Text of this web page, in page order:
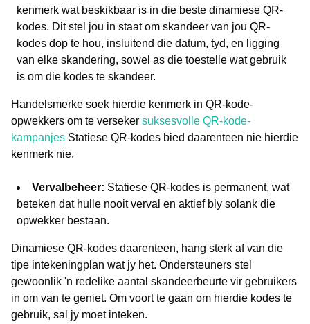
kenmerk wat beskikbaar is in die beste dinamiese QR-
kodes. Dit stel jou in staat om skandeer van jou QR-
kodes dop te hou, insluitend die datum, tyd, en ligging
van elke skandering, sowel as die toestelle wat gebruik
is om die kodes te skandeer.
Handelsmerke soek hierdie kenmerk in QR-kode-
opwekkers om te verseker suksesvolle QR-kode-
kampanjes Statiese QR-kodes bied daarenteen nie hierdie
kenmerk nie.
Vervalbeheer: Statiese QR-kodes is permanent, wat
beteken dat hulle nooit verval en aktief bly solank die
opwekker bestaan.
Dinamiese QR-kodes daarenteen, hang sterk af van die
tipe intekeningplan wat jy het. Ondersteuners stel
gewoonlik 'n redelike aantal skandeerbeurte vir gebruikers
in om van te geniet. Om voort te gaan om hierdie kodes te
gebruik, sal jy moet inteken.